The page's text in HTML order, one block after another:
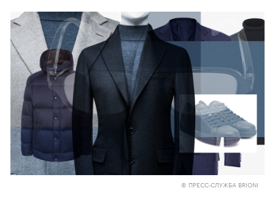
© ПРЕСС-СЛУЖБА BRIONI